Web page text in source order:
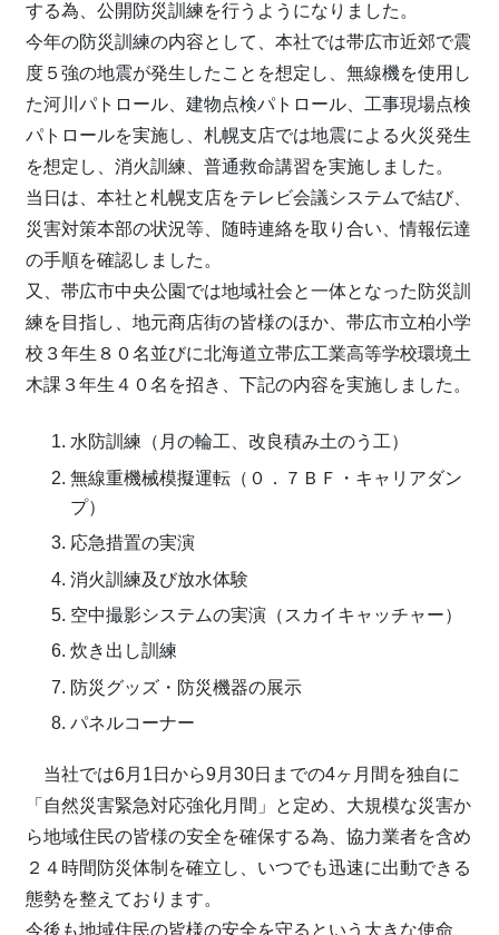
する為、公開防災訓練を行うようになりました。
今年の防災訓練の内容として、本社では帯広市近郊で震
度５強の地震が発生したことを想定し、無線機を使用し
た河川パトロール、建物点検パトロール、工事現場点検
パトロールを実施し、札幌支店では地震による火災発生
を想定し、消火訓練、普通救命講習を実施しました。
当日は、本社と札幌支店をテレビ会議システムで結び、
災害対策本部の状況等、随時連絡を取り合い、情報伝達
の手順を確認しました。
又、帯広市中央公園では地域社会と一体となった防災訓
練を目指し、地元商店街の皆様のほか、帯広市立柏小学
校３年生８０名並びに北海道立帯広工業高等学校環境土
木課３年生４０名を招き、下記の内容を実施しました。
水防訓練（月の輪工、改良積み土のう工）
無線重機械模擬運転（０．７ＢＦ・キャリアダン
プ）
応急措置の実演
消火訓練及び放水体験
空中撮影システムの実演（スカイキャッチャー）
炊き出し訓練
防災グッズ・防災機器の展示
パネルコーナー
当社では6月1日から9月30日までの4ヶ月間を独自に
「自然災害緊急対応強化月間」と定め、大規模な災害か
ら地域住民の皆様の安全を確保する為、協力業者を含め
２４時間防災体制を確立し、いつでも迅速に出動できる
態勢を整えております。
今後も地域住民の皆様の安全を守るという大きな使命、